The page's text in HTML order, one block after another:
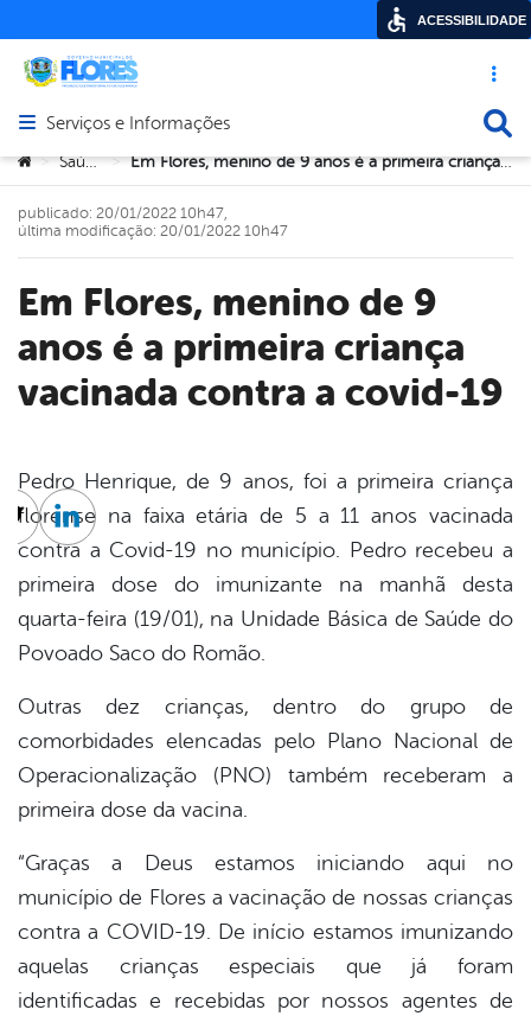
Acesso
Abrir menu principal de navegação
Serviços e Informações
Você está aqui:
> Saúde > Em Flores, menino de 9 anos é a primeira criança vacinada contra a covid-19
Em Flores, menino de 9
anos é a primeira criança
vacinada contra a covid-19
publicado: 20/01/2022 10h47,
última modificação: 20/01/2022 10h47
Pedro Henrique, de 9 anos, foi a primeira criança
florense na faixa etária de 5 a 11 anos vacinada
contra a Covid-19 no município. Pedro recebeu a
primeira dose do imunizante na manhã desta
quarta-feira (19/01), na Unidade Básica de Saúde do
Povoado Saco do Romão.
Outras dez crianças, dentro do grupo de
comorbidades elencadas pelo Plano Nacional de
Operacionalização (PNO) também receberam a
primeira dose da vacina.
“Graças a Deus estamos iniciando aqui no
município de Flores a vacinação de nossas crianças
contra a COVID-19. De início estamos imunizando
aquelas crianças especiais que já foram
identificadas e recebidas por nossos agentes de
Twitter
Linkedin
ACESSIBILIDADE